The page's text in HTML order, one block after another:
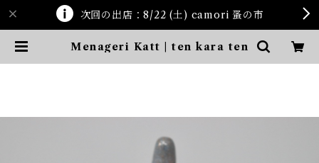
次回の出店：8/22 (土) camori 蚤の市
Menageri Katt | ten kara ten